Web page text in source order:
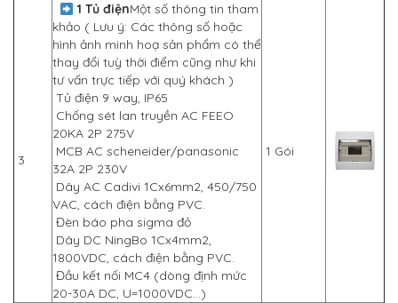
3
1 Tủ điệnMột số thông tin tham
khảo ( Lưu ý: Các thông số hoặc
hình ảnh minh hoạ sản phẩm có thể
thay đổi tuỳ thời điểm cũng như khi
tư vấn trực tiếp với quý khách )
Tủ điện 9 way, IP65
Chống sét lan truyền AC FEEO
20KA 2P 275V
MCB AC scheneider/panasonic
32A 2P 230V
Dây AC Cadivi 1Cx6mm2, 450/750
VAC, cách điện bằng PVC.
Đèn báo pha sigma đỏ
Dây DC NingBo 1Cx4mm2,
1800VDC, cách điện bằng PVC.
Đầu kết nối MC4 (dòng định mức
20-30A DC, U=1000VDC…)
1 Gói